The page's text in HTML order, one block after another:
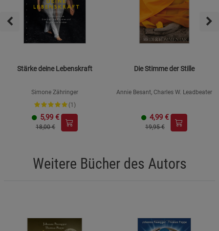
Stärke deine Lebenskraft
Simone Zähringer
(1)
5,99 €
18,00 €
Die Stimme der Stille
Annie Besant, Charles W. Leadbeater
4,99 €
19,95 €
Weitere Bücher des Autors